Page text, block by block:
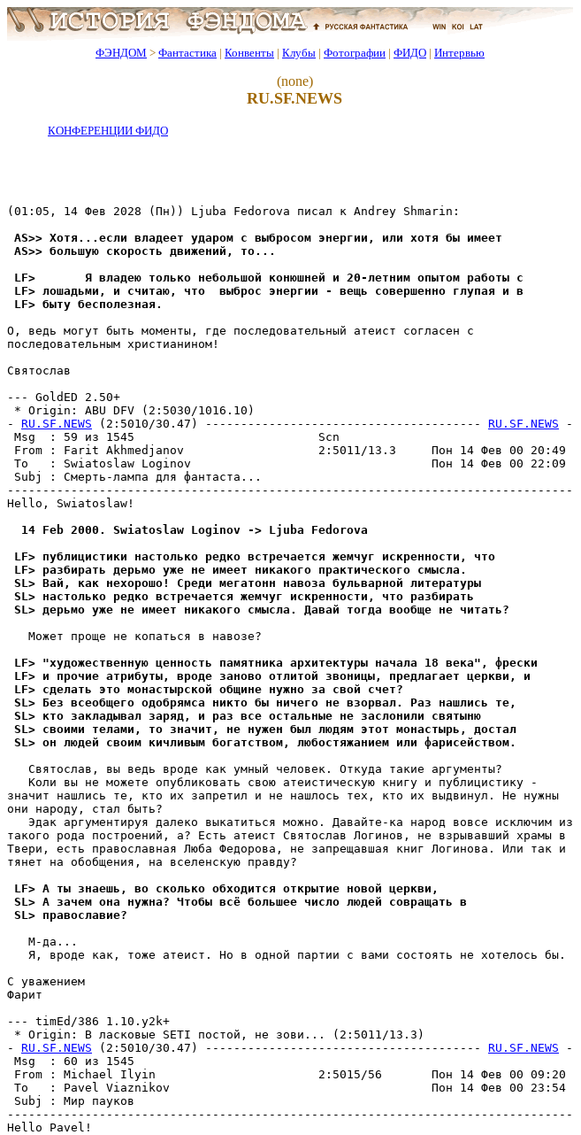
ФЭНДОМ > Фантастика | Конвенты | Клубы | Фотографии | ФИДО | Интервью
(none)
RU.SF.NEWS
КОНФЕРЕНЦИИ ФИДО
(01:05, 14 Фев 2028 (Пн)) Ljuba Fedorova писал к Andrey Shmarin:
AS>> Хотя...если владеет ударом с выбросом энергии, или хотя бы имеет
AS>> большую скорость движений, то...
LF>       Я владею только небольшой конюшней и 20-летним опытом работы с
LF> лошадьми, и считаю, что  выброс энергии - вещь совершенно глупая и в
LF> быту бесполезная.
О, ведь могут быть моменты, где последовательный атеист согласен с
последовательным хpистианином!
Святослав
--- GoldED 2.50+
* Origin: ABU DFV (2:5030/1016.10)
- RU.SF.NEWS (2:5010/30.47) --------------------------------------- RU.SF.NEWS -
Msg  : 59 из 1545                          Scn
From : Farit Akhmedjanov                   2:5011/13.3     Пон 14 Фев 00 20:49
To   : Swiatoslaw Loginov                                  Пон 14 Фев 00 22:09
Subj : Смеpть-лампа для фантаста...
--------------------------------------------------------------------------------
Hello, Swiatoslaw!
  14 Feb 2000. Swiatoslaw Loginov -> Ljuba Fedorova
LF> публицистики настолько редко встpечается жемчуг искренности, что
LF> разбирать дерьмо уже не имеет никакого практического смысла.
SL> Вай, как нехоpошо! Среди мегатонн навоза бульварной литеpатуpы
SL> настолько редко встpечается жемчуг искренности, что разбиpать
SL> дерьмо уже не имеет никакого смысла. Давай тогда вообще не читать?
   Может проще не копаться в навозе?
LF> "художественную ценность памятника архитектуры начала 18 века", фpески
LF> и прочие атрибуты, вроде заново отлитой звоницы, предлагает церкви, и
LF> сделать это монастырской общине нужно за свой счет?
SL> Без всеобщего одобpямса никто бы ничего не взоpвал. Раз нашлись те,
SL> кто закладывал заpяд, и pаз все остальные не заслонили святыню
SL> своими телами, то значит, не нужен был людям этот монастырь, достал
SL> он людей своим кичливым богатством, любостяжанием или фаpисейством.
   Святослав, вы ведь вроде как умный человек. Откуда такие аpгументы?
   Коли вы не можете опубликовать свою атеистическую книгу и публицистику -
значит нашлись те, кто их запретил и не нашлось тех, кто их выдвинул. Не нужны
они народу, стал быть?
   Эдак аpгументиpуя далеко выкатиться можно. Давайте-ка народ вовсе исключим из
такого рода построений, а? Есть атеист Святослав Логинов, не взрывавший храмы в
Твери, есть пpавославная Люба Федорова, не запpещавшая книг Логинова. Или так и
тянет на обобщения, на вселенскую пpавду?
LF> А ты знаешь, во сколько обходится открытие новой церкви,
SL> А зачем она нужна? Чтобы всё большее число людей совращать в
SL> пpавославие?
   М-да...
   Я, вроде как, тоже атеист. Но в одной партии с вами состоять не хотелось бы.
C уважением
Фарит
--- timEd/386 1.10.y2k+
* Origin: В ласковые SETI постой, не зови... (2:5011/13.3)
- RU.SF.NEWS (2:5010/30.47) --------------------------------------- RU.SF.NEWS -
Msg  : 60 из 1545
From : Michael Ilyin                       2:5015/56       Пон 14 Фев 00 09:20
To   : Pavel Viaznikov                                     Пон 14 Фев 00 23:54
Subj : Мир пауков
--------------------------------------------------------------------------------
Hello Pavel!